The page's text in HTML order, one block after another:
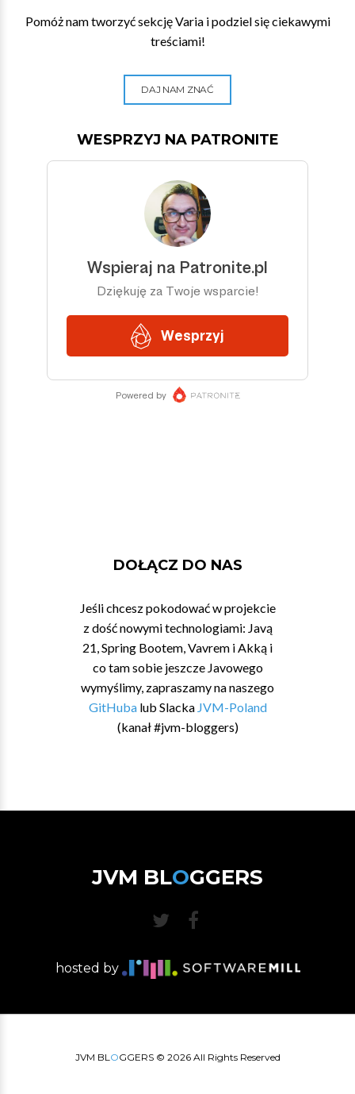
Pomóż nam tworzyć sekcję Varia i podziel się ciekawymi
treściami!
DAJ NAM ZNAĆ
WESPRZYJ NA PATRONITE
DOŁĄCZ DO NAS
Jeśli chcesz pokodować w projekcie
z dość nowymi technologiami: Javą
21, Spring Bootem, Vavrem i Akką i
co tam sobie jeszcze Javowego
wymyślimy, zapraszamy na naszego
GitHubalub Slacka JVM-Poland
(kanał #jvm-bloggers)
JVM BLOGGERS
hosted by
JVM BLOGGERS © 2026All Rights Reserved